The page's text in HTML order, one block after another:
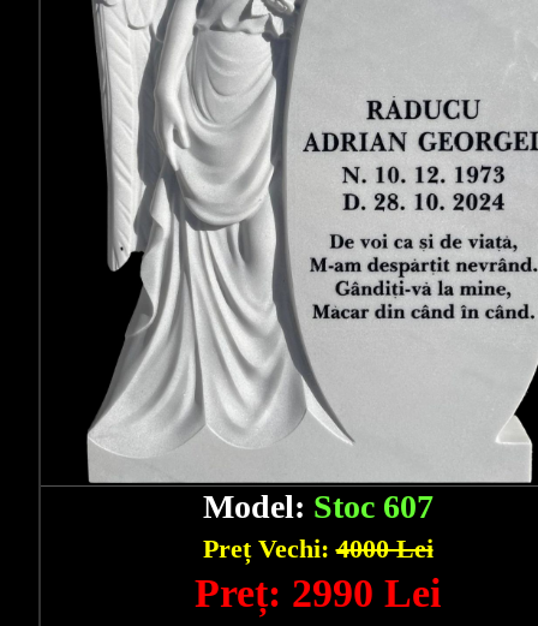
Model: Stoc 607
Preț Vechi:4000 Lei
Preț: 2990 Lei